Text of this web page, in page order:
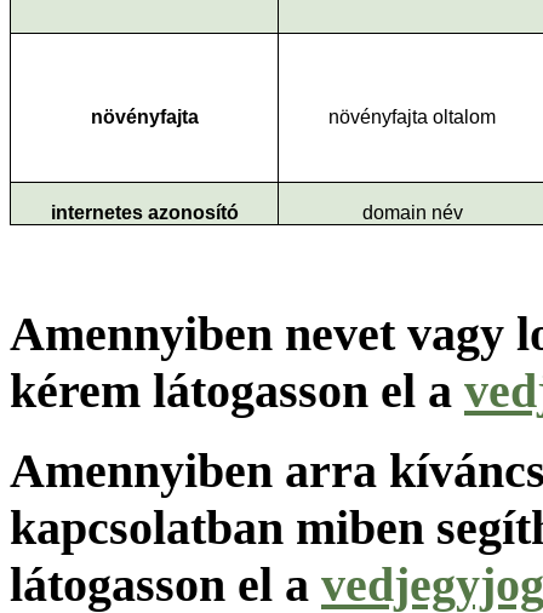
növényfajta növényfajta oltalom
internetes azonosító domain név
Amennyiben nevet vagy
kérem látogasson el a
Amennyiben arra
kapcsolatban miben
látogasson el a